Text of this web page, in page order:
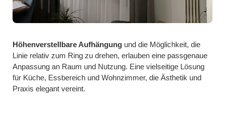
Höhenverstellbare Aufhängung und die Möglichkeit, die
Linie relativ zum Ring zu drehen, erlauben eine passgenaue
Anpassung an Raum und Nutzung. Eine vielseitige Lösung
für Küche, Essbereich und Wohnzimmer, die Ästhetik und
Praxis elegant vereint.